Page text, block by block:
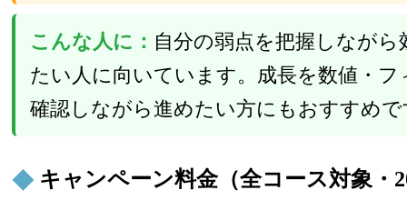
こんな人に： 自分の弱点を把握しながら
たい人に向いています。成長を数値・
確認しながら進めたい方にもおすすめで
キャンペーン料金（全コース対象・